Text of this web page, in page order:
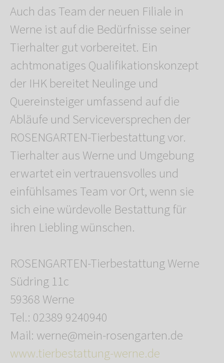
Auch das Team der neuen Filiale in
Werne ist auf die Bedürfnisse seiner
Tierhalter gut vorbereitet. Ein
achtmonatiges Qualifikationskonzept
der IHK bereitet Neulinge und
Quereinsteiger umfassend auf die
Abläufe und Serviceversprechen der
ROSENGARTEN-Tierbestattung vor.
Tierhalter aus Werne und Umgebung
erwartet ein vertrauensvolles und
einfühlsames Team vor Ort, wenn sie
sich eine würdevolle Bestattung für
ihren Liebling wünschen.
ROSENGARTEN-Tierbestattung Werne
Südring 11c
59368 Werne
Tel.: 02389 9240940
Mail: werne@mein-rosengarten.de
www.tierbestattung-werne.de